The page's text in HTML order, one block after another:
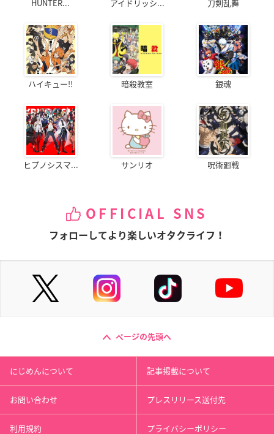
HUNTER... アイドリッシ... 刀剣乱舞
ハイキュー!! 暗殺教室 銀魂
ヒプノシスマ... サンリオ 呪術廻戦
OFFICIAL SNS
フォローしてより楽しいオタクライフ！
ページの先頭へ
にじめんについて 記事掲載について
お問い合わせ プレスリリース送付先
利用規約 プライバシーポリシー